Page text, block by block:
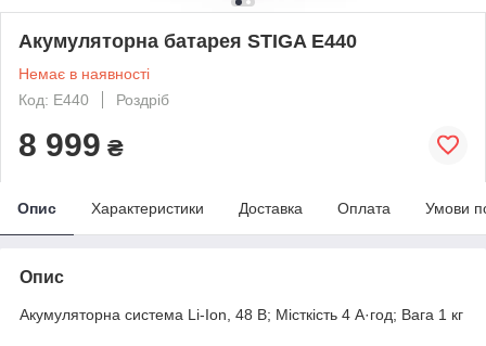
Акумуляторна батарея STIGA E440
Немає в наявності
Код: E440
Роздріб
8 999 ₴
Опис Характеристики Доставка Оплата Умови
Опис
Акумуляторна система Li-Ion, 48 В; Місткість 4 А·год; Вага 1 кг